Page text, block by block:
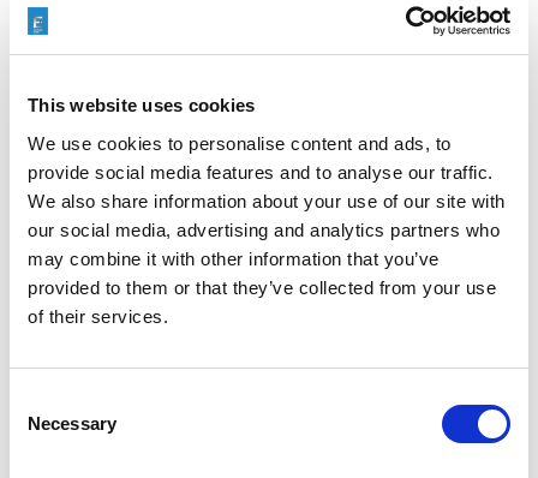
This website uses cookies
We use cookies to personalise content and ads, to
provide social media features and to analyse our traffic.
We also share information about your use of our site with
our social media, advertising and analytics partners who
may combine it with other information that you’ve
provided to them or that they’ve collected from your use
of their services.
Selection
Necessary
ダイナミックECM